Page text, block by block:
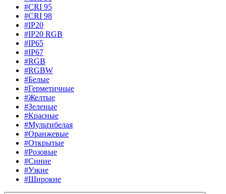
#CRI 95
#CRI 98
#IP20
#IP20 RGB
#IP65
#IP67
#RGB
#RGBW
#Белые
#Герметичные
#Желтые
#Зеленые
#Красные
#Мультибелая
#Оранжевые
#Открытые
#Розовые
#Синие
#Узкие
#Широкие